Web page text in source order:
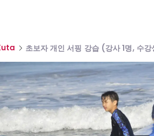
초보자 개인 서핑 강습 (강사 1명, 수강